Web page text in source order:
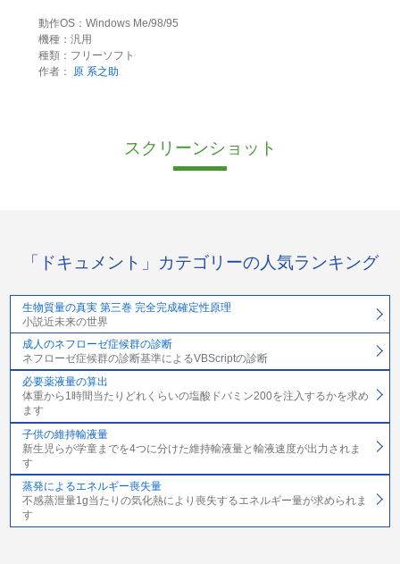
動作OS：Windows Me/98/95
機種：汎用
種類：フリーソフト
作者：
原 系之助
スクリーンショット
「ドキュメント」カテゴリーの人気ランキング
生物質量の真実 第三巻 完全完成確定性原理
小説近未来の世界
成人のネフローゼ症候群の診断
ネフローゼ症候群の診断基準によるVBScriptの診断
必要薬液量の算出
体重から1時間当たりどれくらいの塩酸ドバミン200を注入するかを求め
ます
子供の維持輸液量
新生児らが学童までを4つに分けた維持輸液量と輸液速度が出力されま
す
蒸発によるエネルギー喪失量
不感蒸泄量1g当たりの気化熱により喪失するエネルギー量が求められま
す